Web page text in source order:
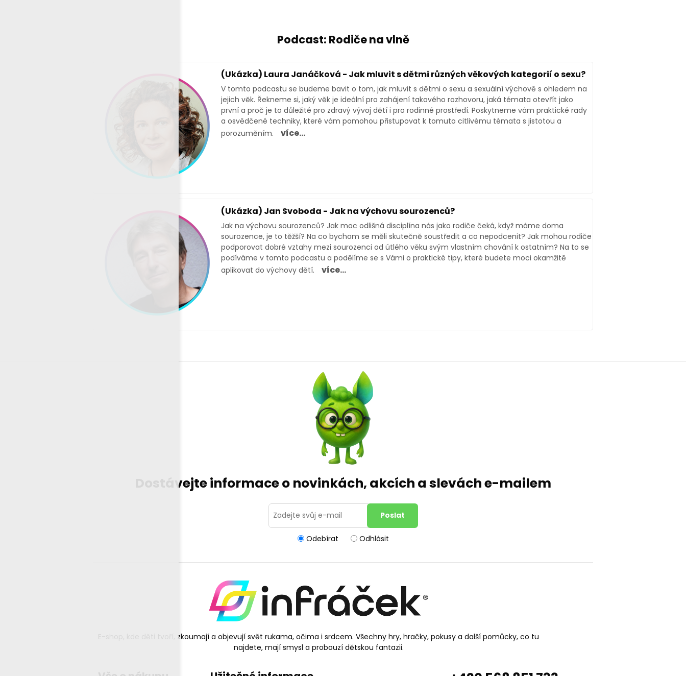
Podcast: Rodiče na vlně
(Ukázka) Laura Janáčková - Jak mluvit s dětmi různých věkových kategorií o sexu?
V tomto podcastu se budeme bavit o tom, jak mluvit s dětmi o sexu a sexuální výchově s ohledem na
jejich věk. Řekneme si, jaký věk je ideální pro zahájení takového rozhovoru, jaká témata otevřít jako
první a proč je to důležité pro zdravý vývoj dětí i pro rodinné prostředí. Poskytneme vám praktické rady
a osvědčené techniky, které vám pomohou přistupovat k tomuto citlivému témata s jistotou a
porozuměním.
více...
(Ukázka) Jan Svoboda - Jak na výchovu sourozenců?
Jak na výchovu sourozenců? Jak moc odlišná disciplína nás jako rodiče čeká, když máme doma
sourozence, je to těžší? Na co bychom se měli skutečně soustředit a co nepodcenit? Jak mohou rodiče
podporovat dobré vztahy mezi sourozenci od útlého věku svým vlastním chování k ostatním? Na to se
podíváme v tomto podcastu a podělíme se s Vámi o praktické tipy, které budete moci okamžitě
aplikovat do výchovy dětí.
více...
Dostávejte informace o novinkách, akcích a slevách e-mailem
Odebírat Odhlásit
E-shop, kde děti tvoří, zkoumají a objevují svět rukama, očima i srdcem. Všechny hry, hračky, pokusy a další pomůcky, co tu
najdete, mají smysl a probouzí dětskou fantazii.